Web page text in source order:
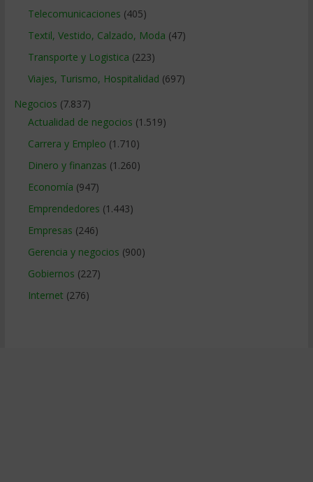
Telecomunicaciones (405)
Textil, Vestido, Calzado, Moda (47)
Transporte y Logistica (223)
Viajes, Turismo, Hospitalidad (697)
Negocios (7.837)
Actualidad de negocios (1.519)
Carrera y Empleo (1.710)
Dinero y finanzas (1.260)
Economía (947)
Emprendedores (1.443)
Empresas (246)
Gerencia y negocios (900)
Gobiernos (227)
Internet (276)